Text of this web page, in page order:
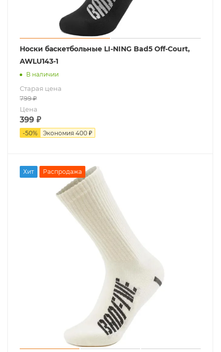
Носки баскетбольные LI-NING Bad5 Off-Court,
AWLU143-1
В наличии
Старая цена
799₽
Цена
399 ₽
-50% Экономия 400 ₽
Хит Распродажа